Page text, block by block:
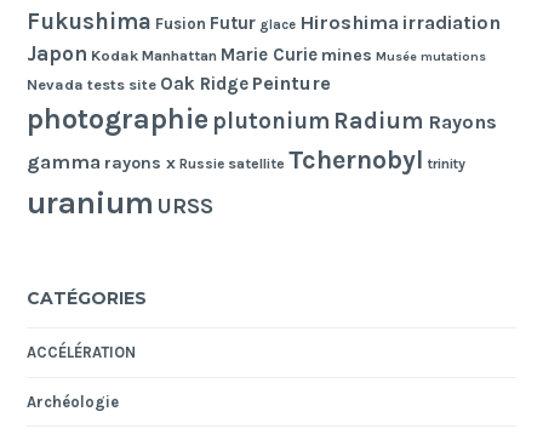
Fukushima Fusion Futur glace Hiroshima irradiation
Japon Kodak Manhattan Marie Curie mines Musée mutations
Nevada tests site Oak Ridge Peinture
photographie plutonium Radium Rayons
gamma rayons x Russie satellite Tchernobyl trinity
uranium URSS
CATÉGORIES
ACCÉLÉRATION
Archéologie